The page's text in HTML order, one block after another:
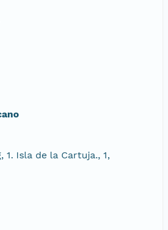
1. Isla de la Cartuja., 1,